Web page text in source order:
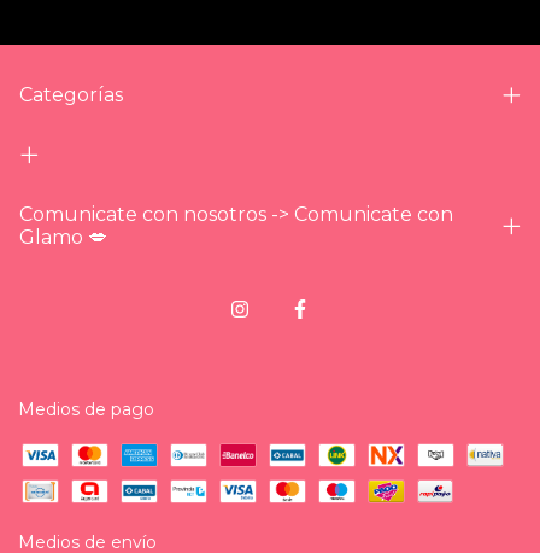
Categorías
Comunicate con nosotros -> Comunicate con
Glamo 💋
Medios de pago
Medios de envío